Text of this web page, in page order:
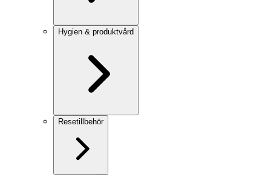
Hygien & produktvård
Resetillbehör